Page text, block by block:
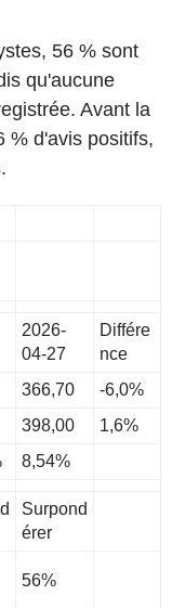
56 % sont
qu'aucune
Avant la
% d'avis positifs,
2026-
04-27
Différe
nce
366,70
-6,0%
398,00
1,6%
8,54%
Surpond
érer
56%